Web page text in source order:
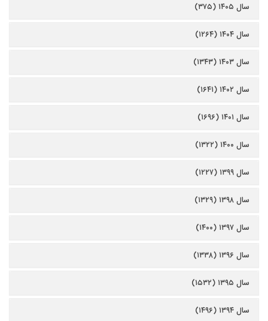
سال ۱۴۰۵ (۳۷۵)
سال ۱۴۰۴ (۱۲۶۴)
سال ۱۴۰۳ (۱۳۴۳)
سال ۱۴۰۲ (۱۶۴۱)
سال ۱۴۰۱ (۱۶۹۶)
سال ۱۴۰۰ (۱۳۲۲)
سال ۱۳۹۹ (۱۲۲۷)
سال ۱۳۹۸ (۱۳۲۹)
سال ۱۳۹۷ (۱۴۰۰)
سال ۱۳۹۶ (۱۳۳۸)
سال ۱۳۹۵ (۱۵۳۲)
سال ۱۳۹۴ (۱۴۹۶)